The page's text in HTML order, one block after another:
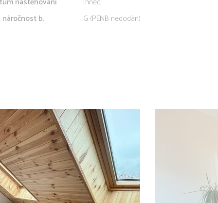
náročnost b.
G (PENB nedodán)